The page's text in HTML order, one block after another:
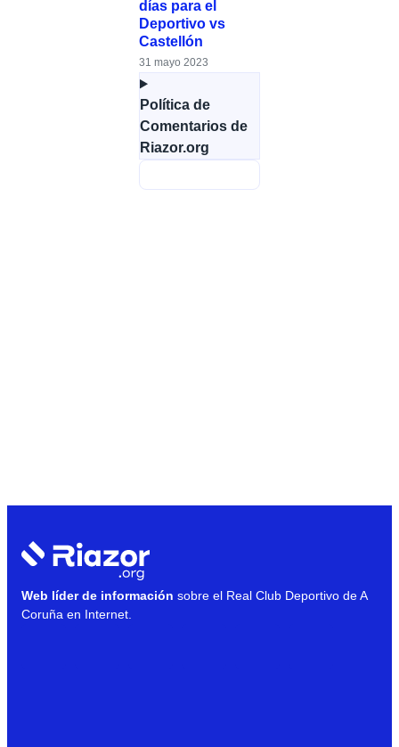
días para el
Deportivo vs
Castellón
31 mayo 2023
Política de
Comentarios de
Riazor.org
Web líder de información sobre el Real Club Deportivo de A
Coruña en Internet.